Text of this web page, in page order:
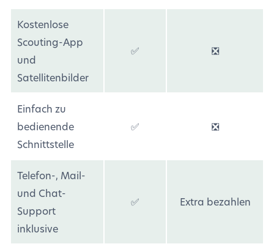
Kostenlose
Scouting-App
und
Satellitenbilder
✅ ❎
Einfach zu
bedienende
Schnittstelle
✅ ❎
Telefon-, Mail-
und Chat-
Support
inklusive
✅ Extra bezahlen